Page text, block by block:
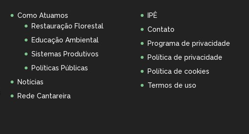
Como Atuamos
Restauração Florestal
Educação Ambiental
Sistemas Produtivos
Políticas Públicas
Notícias
Rede Cantareira
IPÊ
Contato
Programa de privacidade
Política de privacidade
Política de cookies
Termos de uso